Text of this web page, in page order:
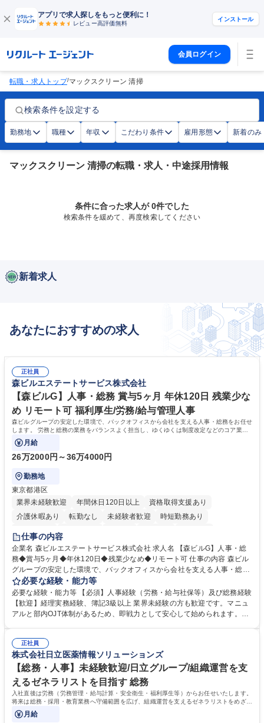
アプリで求人探しをもっと便利に！
レビュー高評価無料
インストール
会員ログイン
転職・求人トップ/マックスクリーン 清掃
検索条件を設定する
勤務地 職種 年収 こだわり条件 雇用形態 新着のみ
マックスクリーン 清掃の転職・求人・中途採用情報
条件に合った求人が 0件でした
検索条件を緩めて、再度検索してください
新着求人
あなたにおすすめの求人
正社員
森ビルエステートサービス株式会社
【森ビルG】人事・総務 賞与5ヶ月 年休120日 残業少な
め リモート可 福利厚生/労務/給与管理人事
森ビルグループの安定した環境で、バックオフィスから会社を支える人事・総務をお任せ
します。 労務と総務の業務をバランスよく担当し、ゆくゆくは制度改定などのコア業務
にも挑戦できる、やりがいある環境です。
月給
26万2000円～36万4000円
勤務地
東京都港区
業界未経験歓迎
年間休日120日以上
資格取得支援あり
介護休暇あり
転勤なし 未経験者歓迎
時短勤務あり
経験者歓迎
完全週休2日制
交通費支給 長期歓迎 駅近5分以内 土日祝休み
仕事の内容
企業名 森ビルエステートサービス株式会社 求人名 【森ビルG】人事・総
務◆賞与5ヶ月◆年休120日◆残業少なめ◆リモート可 仕事の内容 森ビル
グループの安定した環境で、バックオフィスから会社を支える人事・総務
をお任せします。 労務と総務の業務をバランスよく担当し、ゆくゆくは制
度改定などのコア業務にも挑戦できる、やりがいある環境です。 ■勤怠管
理、給与計算、社会保険手続き、年末調整等の労務管理全般 ■入退社手続
き、社内規定の改定や人事制度改定などのコア業務 ■社内イベントの企画
でも質問・相談できる環境が整っているため、安心して成長できます。 募
集職種 【森ビルG】人事・総務◆賞与5ヶ月◆年休120日◆残業少なめ◆
リモート可
必要な経験・能力等
必要な経験・能力等 【必須】人事経験（労務・給与社保等）及び総務経験
【歓迎】経理実務経験、簿記3級以上 業界未経験の方も歓迎です。マニュ
アルと部内OJT体制があるため、即戦力として安心して始められます。
務に挑戦できるため、自身の成長と組織への貢献度をダイレクトに実感で
きます。 残業少なめ、週1日リモート可など、ワークライフバランスを保
ち長期活躍できる環境です。 「これまでの幅広い経験を活かし、長期的な
キャリアを築きたい」という前向きな意欲と挑戦を全力で応援します。 学
歴・資格 学歴：大学院 大学 高専 短大 専修学校 高校 語学力： 資格：日商
簿記検定1級 日商簿記検定2級 日商簿記検定3級
正社員
株式会社日立医薬情報ソリューションズ
【総務・人事】未経験歓迎/日立グループ/組織運営を支
えるゼネラリストを目指す 総務
入社直後は労務（労務管理・給与計算・安全衛生・福利厚生等）からお任せいたします。
将来は総務・採用・教育業務へ守備範囲を広げ、組織運営を支えるゼネラリストをめざせ
ます。
月給